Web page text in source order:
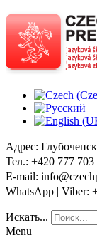
Адрес:
Тел.: +420 777 703
E-mail:
WhatsApp | Viber:
Искать...
Menu